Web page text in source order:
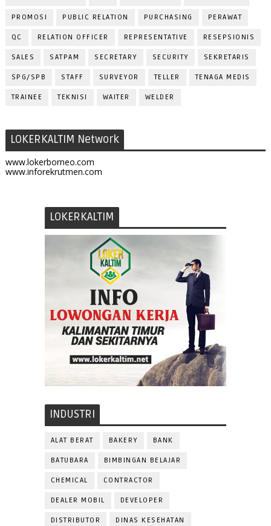
PROMOSI PUBLIC RELATION PURCHASING PERAWAT
QC RELATION OFFICER REPRESENTATIVE RESEPSIONIS
SALES SATPAM SECRETARY SECURITY SEKRETARIS
SPG/SPB STAFF SURVEYOR TELLER TENAGA MEDIS
TRAINEE TEKNISI WAITER WELDER
LOKERKALTIM Network
www.lokerborneo.com
www.inforekrutmen.com
LOKERKALTIM
INDUSTRI
ALAT BERAT BAKERY BANK
BATUBARA BIMBINGAN BELAJAR
CHEMICAL CONTRACTOR
DEALER MOBIL DEVELOPER
DISTRIBUTOR DINAS KESEHATAN